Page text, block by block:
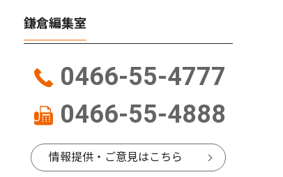
4
鎌倉編集室
0466-55-4777
0466-55-4888
情報提供・ご意見はこちら